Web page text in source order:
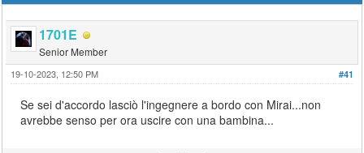
1701E
Senior Member
#41
19-10-2023, 12:50 PM
Se sei d'accordo lasciò l'ingegnere a bordo con Mirai...non
avrebbe senso per ora uscire con una bambina...